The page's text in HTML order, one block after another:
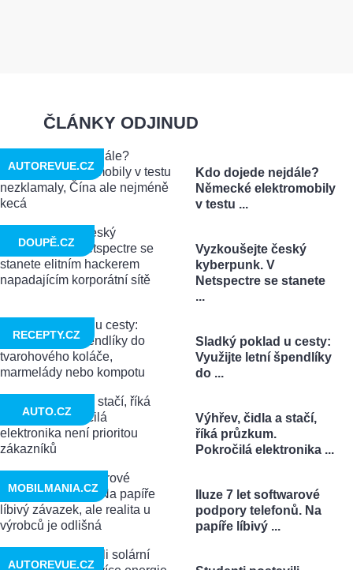
ČLÁNKY ODJINUD
Kdo dojede nejdále?
Německé elektromobily
v testu ...
AUTOREVUE.CZ
Vyzkoušejte český
kyberpunk. V
Netspectre se stanete
...
DOUPĚ.CZ
Sladký poklad u cesty:
Využijte letní špendlíky
do ...
RECEPTY.CZ
Výhřev, čidla a stačí,
říká průzkum.
Pokročilá elektronika ...
AUTO.CZ
Iluze 7 let softwarové
podpory telefonů. Na
papíře líbivý ...
MOBILMANIA.CZ
AUTOREVUE.CZ